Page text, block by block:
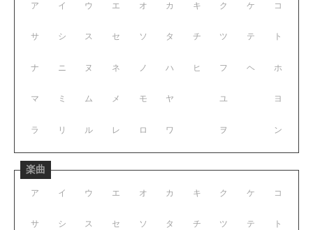
ア イ ウ エ オ
サ シ ス セ ソ
ナ ニ ヌ ネ ノ
マ ミ ム メ モ
ラ リ ル レ ロ
カ キ ク ケ コ
タ チ ツ テ ト
ハ ヒ フ ヘ ホ
ヤ ユ ヨ
ワ ヲ ン
楽曲
ア イ ウ エ オ
サ シ ス セ ソ
カ キ ク ケ コ
タ チ ツ テ ト